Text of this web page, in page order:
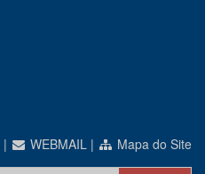
| WEBMAIL | Mapa do Site